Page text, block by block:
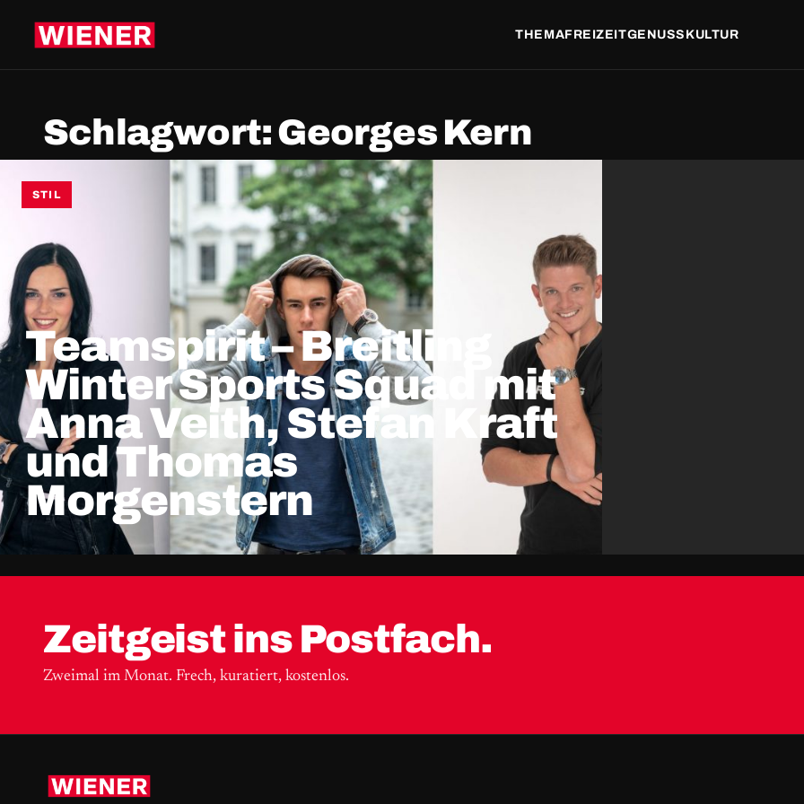
THEMAFREIZEITGENUSS KULTUR
Schlagwort:Georges Kern
STIL
Teamspirit – Breitling
Winter Sports Squad mit
Anna Veith, Stefan Kraft
und Thomas
Morgenstern
Zeitgeist ins Postfach.
Zweimal im Monat. Frech, kuratiert, kostenlos.